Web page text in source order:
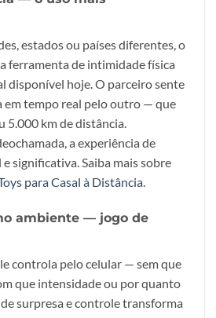
estados ou países diferentes, o
ferramenta de intimidade física
disponível hoje. O parceiro sente
em tempo real pelo outro — que
5.000 km de distância.
a experiência de
significativa. Saiba mais sobre
para Casal à Distância.
ambiente — jogo de
controla pelo celular — sem que
que intensidade ou por quanto
surpresa e controle transforma